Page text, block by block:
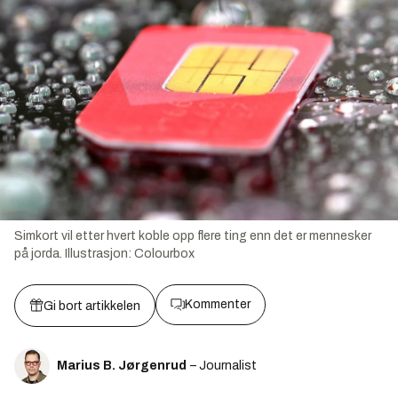
Simkort vil etter hvert koble opp flere ting enn det er mennesker
på jorda.
Illustrasjon: Colourbox
Gi bort artikkelen Kommenter
Marius B. Jørgenrud – Journalist